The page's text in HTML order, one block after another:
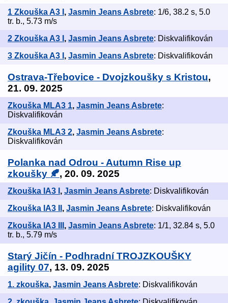
1 Zkouška A3 I , Jasmin Jeans Asbrete: 1/6, 38.2 s, 5.0
tr. b., 5.73 m/s
2 Zkouška A3 I , Jasmin Jeans Asbrete: Diskvalifikován
3 Zkouška A3 I , Jasmin Jeans Asbrete: Diskvalifikován
Ostrava-Třebovice - Dvojzkoušky s Kristou,
21. 09. 2025
Zkouška MLA3 1, Jasmin Jeans Asbrete:
Diskvalifikován
Zkouška MLA3 2, Jasmin Jeans Asbrete:
Diskvalifikován
Polanka nad Odrou - Autumn Rise up
zkoušky 🍂, 20. 09. 2025
Zkouška IA3 I , Jasmin Jeans Asbrete: Diskvalifikován
Zkouška IA3 II , Jasmin Jeans Asbrete: Diskvalifikován
Zkouška IA3 III , Jasmin Jeans Asbrete: 1/1, 32.84 s, 5.0
tr. b., 5.79 m/s
Starý Jičín - Podhradní TROJZKOUŠKY
agility 07, 13. 09. 2025
1. zkouška, Jasmin Jeans Asbrete: Diskvalifikován